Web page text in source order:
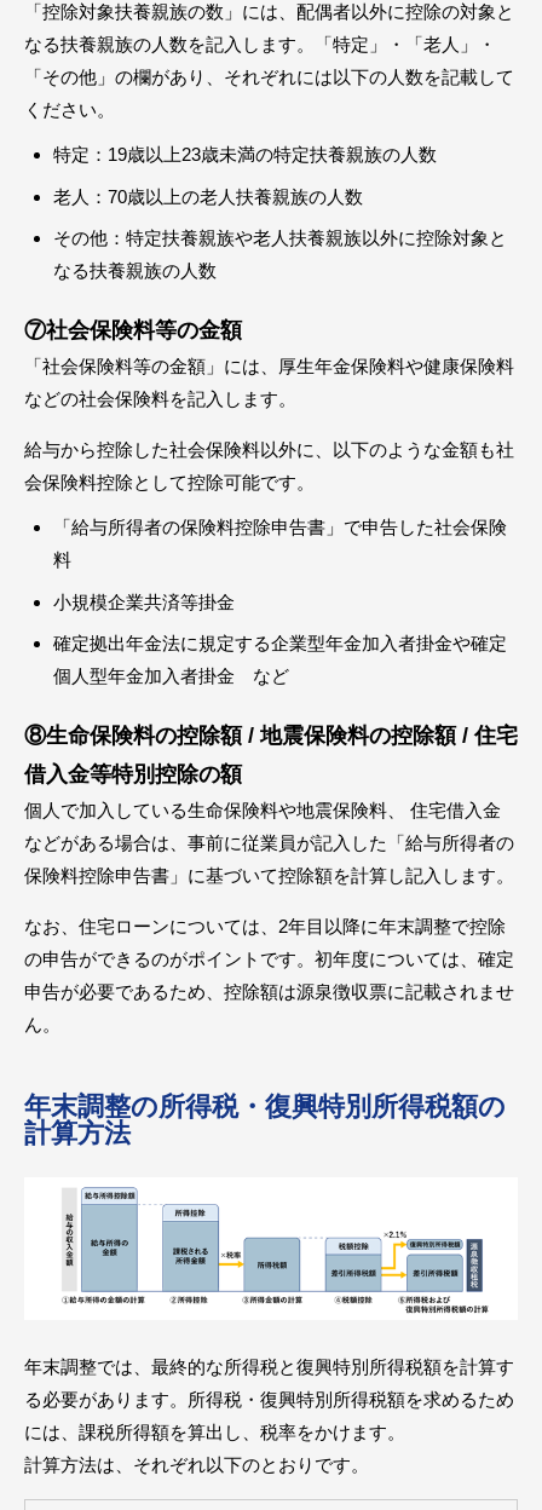
「控除対象扶養親族の数」には、配偶者以外に控除の対象と
なる扶養親族の人数を記入します。「特定」・「老人」・
「その他」の欄があり、それぞれには以下の人数を記載して
ください。
特定：19歳以上23歳未満の特定扶養親族の人数
老人：70歳以上の老人扶養親族の人数
その他：特定扶養親族や老人扶養親族以外に控除対象と
なる扶養親族の人数
⑦社会保険料等の金額
「社会保険料等の金額」には、厚生年金保険料や健康保険料
などの社会保険料を記入します。
給与から控除した社会保険料以外に、以下のような金額も社
会保険料控除として控除可能です。
「給与所得者の保険料控除申告書」で申告した社会保険
料
小規模企業共済等掛金
確定拠出年金法に規定する企業型年金加入者掛金や確定
個人型年金加入者掛金 など
⑧生命保険料の控除額 / 地震保険料の控除額 / 住宅
借入金等特別控除の額
個人で加入している生命保険料や地震保険料、 住宅借入金
などがある場合は、事前に従業員が記入した「給与所得者の
保険料控除申告書」に基づいて控除額を計算し記入します。
なお、住宅ローンについては、2年目以降に年末調整で控除
の申告ができるのがポイントです。初年度については、確定
申告が必要であるため、控除額は源泉徴収票に記載されませ
ん。
年末調整の所得税・復興特別所得税額の
計算方法
年末調整では、最終的な所得税と復興特別所得税額を計算す
る必要があります。所得税・復興特別所得税額を求めるため
には、課税所得額を算出し、税率をかけます。
計算方法は、それぞれ以下のとおりです。